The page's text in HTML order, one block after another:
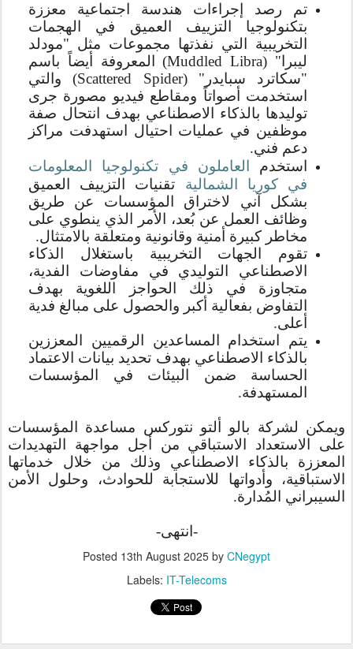
تم رصد إجراءات هندسة اجتماعية معززة
بتكنولوجيا التزييف العميق في الهجمات
التخريبية التي نفذتها مجموعات مثل "مودلد
ليبرا" (Muddled Libra) المعروفة أيضاً باسم
"سكاترد سبايدر" (Scattered Spider) والتي
استخدمت أصواتاً ومقاطع فيديو مصورة جرى
توليدها بالذكاء الاصطناعي بهدف انتحال صفة
موظفين في عمليات احتيال استهدفت مراكز
دعم فني.
استخدم
العاملون في تكنولوجيا المعلومات
في كوريا الشمالية تقنيات التزييف العميق
بشكل آني لاختراق المؤسسات عن طريق
وظائف العمل عن بُعد، الأمر الذي ينطوي على
مخاطر كبيرة أمنية وقانونية ومتعلقة بالامتثال.
تقوم الجهات التخريبية باستغلال الذكاء
الاصطناعي التوليدي في مفاوضات الفدية،
متجاوزة في ذلك الحواجز اللغوية بهدف
التفاوض بفعالية أكبر والحصول على مبالغ فدية
أعلى.
يتم استخدام المساعدين الرقميين المعززين
بالذكاء الاصطناعي بهدف تحديد بيانات الاعتماد
الحساسة ضمن البيئات في المؤسسات
المستهدفة.
ويمكن لشركة بالو ألتو نتوركس مساعدة المؤسسات
على الاستعداد الاستباقي من أجل مواجهة التهديدات
المعززة بالذكاء الاصطناعي وذلك من خلال خدماتها
الاستباقية، وأدواتها للاستجابة للحوادث، وحلول الأمن
السيبراني المُدارة.
-انتهى-
Posted 13th August 2025 by CNegypt
Labels: IT-Telecoms